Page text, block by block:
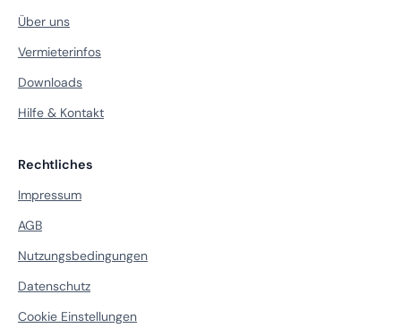
Über uns
Vermieterinfos
Downloads
Hilfe & Kontakt
Rechtliches
Impressum
AGB
Nutzungsbedingungen
Datenschutz
Cookie Einstellungen